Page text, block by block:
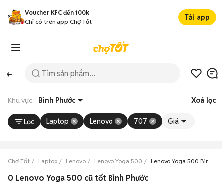
Voucher KFC đến 100k
Chỉ có trên app Chợ Tốt
Tải app
Khu vực: Bình Phước Xoá lọc
Lọc Laptop Lenovo 707 Giá
Chợ Tốt Laptop Lenovo Lenovo Yoga 500 Lenovo Yoga 500 Bình
0 Lenovo Yoga 500 cũ tốt Bình Phước